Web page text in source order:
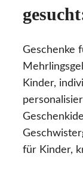
Geschenke
Kinder,
für Kinder,